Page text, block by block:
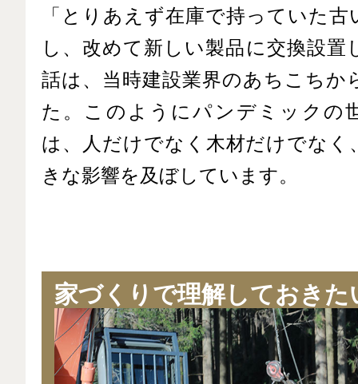
「とりあえず在庫で持っていた古
し、改めて新しい製品に交換設置
話は、当時建設業界のあちこちか
た。このようにパンデミックの
は、人だけでなく木材だけでなく
きな影響を及ぼしています。
家づくりで理解しておきた